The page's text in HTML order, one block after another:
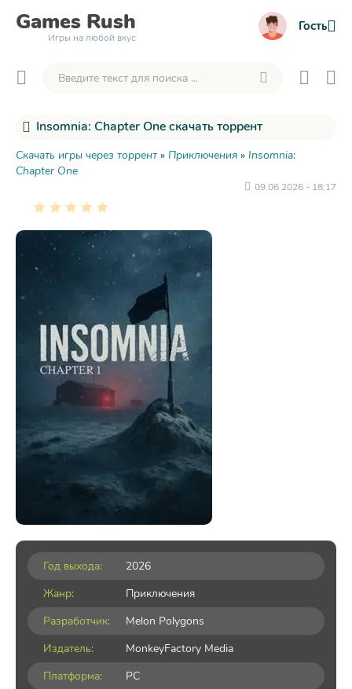
Games Rush
Игры на любой вкус
Гость
Insomnia: Chapter One скачать торрент
Скачать игры через торрент» Приключения » Insomnia:
Chapter One
09.06.2026 - 18:17
Год выхода:
2026
Жанр:
Приключения
Разработчик:
Melon Polygons
Издатель:
MonkeyFactory Media
Платформа:
PC